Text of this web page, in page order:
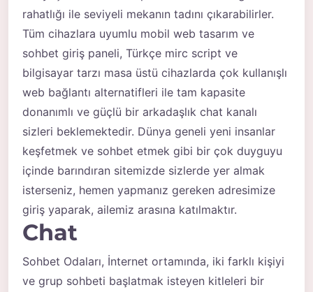
rahatlığı ile seviyeli mekanın tadını çıkarabilirler.
Tüm cihazlara uyumlu mobil web tasarım ve
sohbet giriş paneli, Türkçe mirc script ve
bilgisayar tarzı masa üstü cihazlarda çok kullanışlı
web bağlantı alternatifleri ile tam kapasite
donanımlı ve güçlü bir arkadaşlık chat kanalı
sizleri beklemektedir. Dünya geneli yeni insanlar
keşfetmek ve sohbet etmek gibi bir çok duyguyu
içinde barındıran sitemizde sizlerde yer almak
isterseniz, hemen yapmanız gereken adresimize
giriş yaparak, ailemiz arasına katılmaktır.
Chat
Sohbet Odaları, İnternet ortamında, iki farklı kişiyi
ve grup sohbeti başlatmak isteyen kitleleri bir